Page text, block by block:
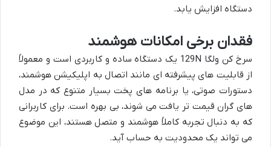
دستگاه افزایش یابد.
فقدان برخی امکانات هوشمند
سرخ کن ولگا 129N یک دستگاه ساده و کاربردی است و معمولاً
از قابلیت های پیشرفته ای مانند اتصال به اپلیکیشن هوشمند،
دستورات صوتی، یا برنامه های پخت بسیار متنوع که در مدل
های گران قیمت تر یافت می شوند، بی بهره است. برای کاربرانی
که به دنبال تجربه کاملاً هوشمند و متصل هستند، این موضوع
می تواند یک محدودیت به حساب آید.